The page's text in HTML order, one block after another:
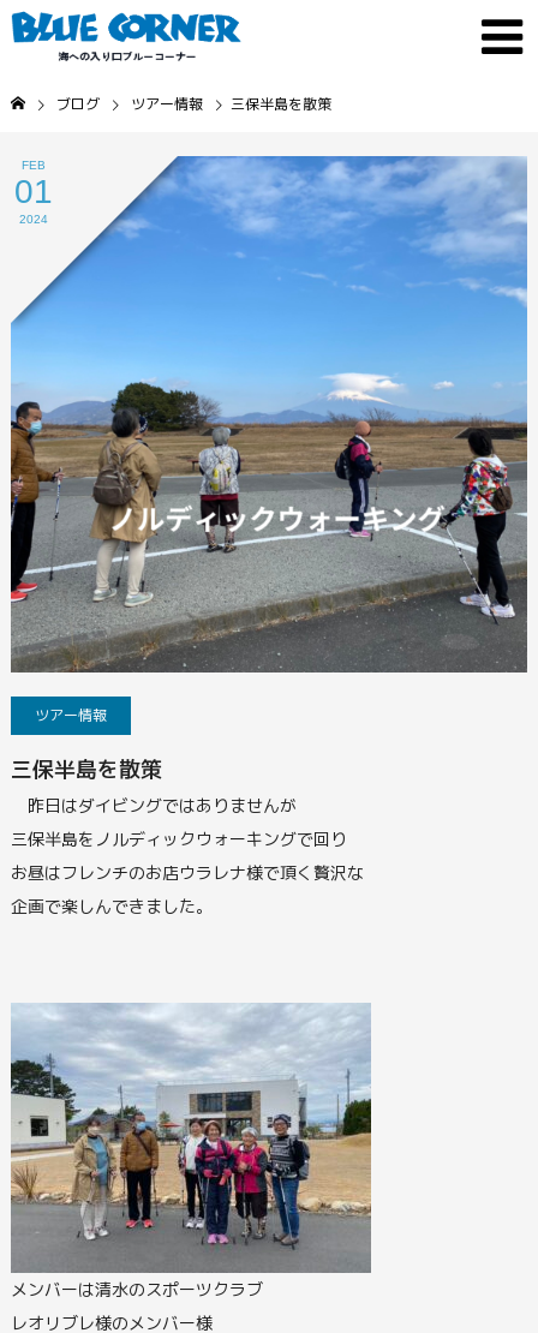
ブログ ツアー情報 三保半島を散策
FEB
01
2024
ツアー情報
三保半島を散策
昨日はダイビングではありませんが
三保半島をノルディックウォーキングで回り
お昼はフレンチのお店ウラレナ様で頂く贅沢な
企画で楽しんできました。
メンバーは清水のスポーツクラブ
レオリブレ様のメンバー様